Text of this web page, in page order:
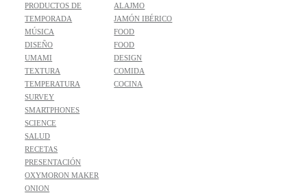
PRODUCTOS DE
TEMPORADA
MÚSICA
DISEÑO
UMAMI
TEXTURA
TEMPERATURA
SURVEY
SMARTPHONES
SCIENCE
SALUD
RECETAS
PRESENTACIÓN
OXYMORON MAKER
ONION
ALAJMO
JAMÓN IBÉRICO
FOOD
FOOD
DESIGN
COMIDA
COCINA